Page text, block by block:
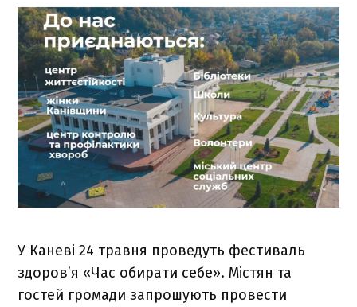
У Каневі 24 травня проведуть фестиваль
здоров’я «Час обирати себе». Містян та
гостей громади запрошують провести